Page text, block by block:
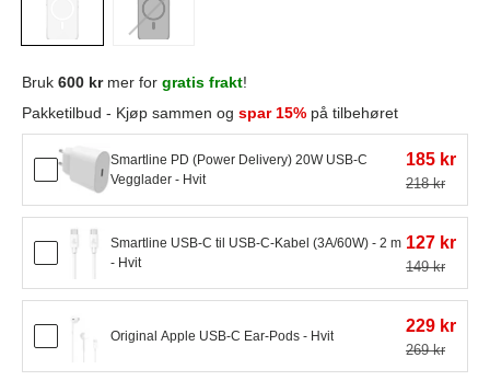
Bruk 600 krmer for gratis frakt!
Pakketilbud - Kjøp sammen og spar 15% på tilbehøret
Smartline PD (Power Delivery) 20W USB-C
Vegglader - Hvit
185 kr
218 kr
Smartline USB-C til USB-C-Kabel (3A/60W) - 2 m
- Hvit
127 kr
149 kr
Original Apple USB-C Ear-Pods - Hvit
229 kr
269 kr